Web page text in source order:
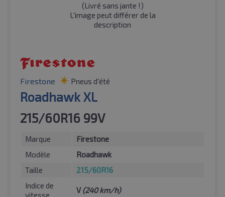
(Livré sans jante !)
L'image peut différer de la
description
Firestone Pneus d'été
Roadhawk XL
215/60R16 99V
Marque
Firestone
Modèle
Roadhawk
Taille
215/60R16
Indice de
vitesse
V(240 km/h)